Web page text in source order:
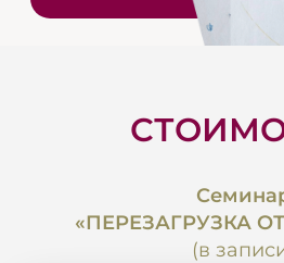
«ПЕРЕЗАГРУЗКА
(в